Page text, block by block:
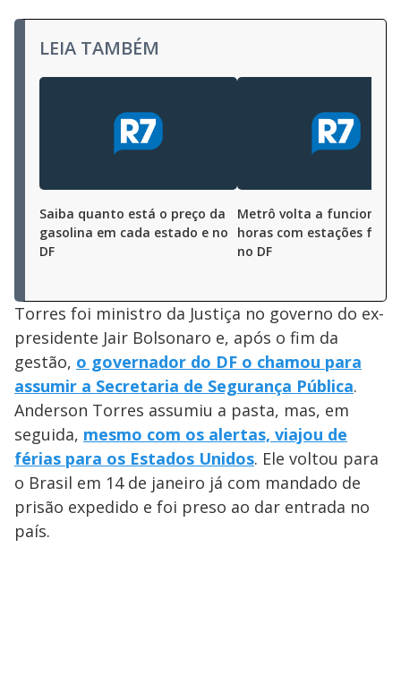
LEIA TAMBÉM
Saiba quanto está o preço da
gasolina em cada estado e no
DF
Metrô volta a funcionar
horas com estações
no DF
Torres foi ministro da Justiça no governo do ex-
presidente Jair Bolsonaro e, após o fim da
gestão, o governador do DF o chamou para
assumir a Secretaria de Segurança Pública.
Anderson Torres assumiu a pasta, mas, em
seguida, mesmo com os alertas, viajou de
férias para os Estados Unidos. Ele voltou para
o Brasil em 14 de janeiro já com mandado de
prisão expedido e foi preso ao dar entrada no
país.